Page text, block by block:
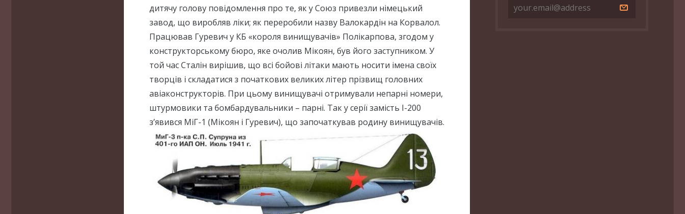
дитячу голову повідомлення про те, як у Союз привезли німецький
завод, що виробляв ліки; як переробили назву Валокардін на Корвалол.
Працював Гуревич у КБ «короля винищувачів» Полікарпова, згодом у
конструкторському бюро, яке очолив Мікоян, був його заступником. У
той час Сталін вирішив, що всі бойові літаки мають носити імена своїх
творців і складатися з початкових великих літер прізвищ головних
авіаконструкторів. При цьому винищувачі отримували непарні номери,
штурмовики та бомбардувальники – парні. Так у серії замість І-200
з’явився МіГ-1 (Мікоян і Гуревич), що започаткував родину винищувачів.